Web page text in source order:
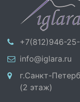
+7(812)946-
info@iglara.ru
г.Санкт-
(2 этаж)